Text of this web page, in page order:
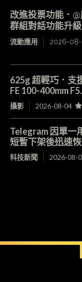
改進投票功能．
群組對話功能升級
流動應用 2026-
625g 超輕巧．支
FE 100-400mm
攝影 2026-08-04
Telegram 因單一
短暫下架後迅速
科技新聞 2026-08-